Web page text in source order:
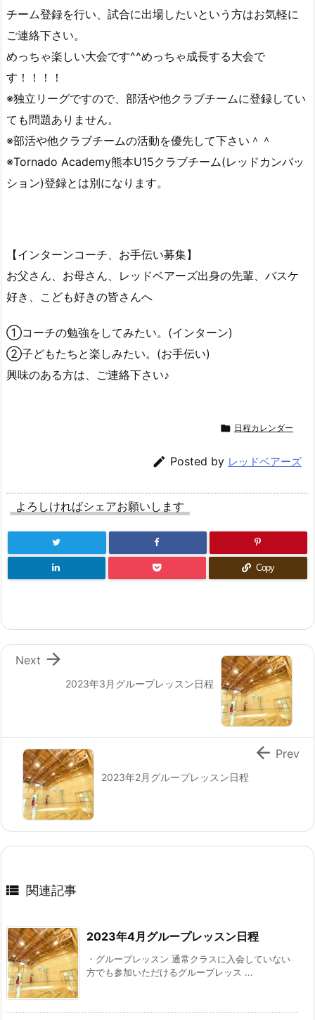
チーム登録を行い、試合に出場したいという方はお気軽に
ご連絡下さい。
めっちゃ楽しい大会です^^めっちゃ成長する大会で
す！！！！
※独立リーグですので、部活や他クラブチームに登録してい
ても問題ありません。
※部活や他クラブチームの活動を優先して下さい＾＾
※Tornado Academy熊本U15クラブチーム(レッドカンバッ
ション)登録とは別になります。
【インターンコーチ、お手伝い募集】
お父さん、お母さん、レッドベアーズ出身の先輩、バスケ
好き、こども好きの皆さんへ
①コーチの勉強をしてみたい。(インターン)
②子どもたちと楽しみたい。(お手伝い)
興味のある方は、ご連絡下さい♪
 日程カレンダー
 Posted by レッドベアーズ
よろしければシェアお願いします
Copy
2023年3月グループレッスン日程

Next
2023年2月グループレッスン日程
 Prev
 関連記事
2023年4月グループレッスン日程
・グループレッスン 通常クラスに入会していない
方でも参加いただけるグループレッス ...